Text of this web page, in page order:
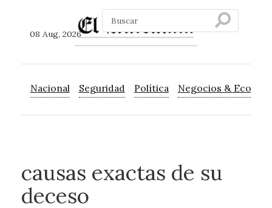
08 Aug, 2026
Nacional Seguridad Política Negocios &
causas exactas de su
deceso